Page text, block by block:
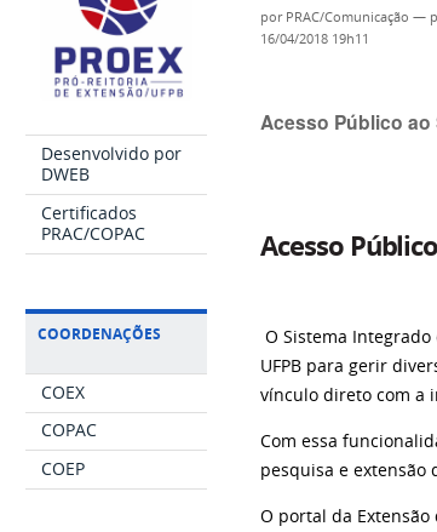
Desenvolvido por
DWEB
Certificados
PRAC/COPAC
COORDENAÇÕES
COEX
COPAC
COEP
por PRAC/Comunicação—
16/04/2018 19h11
Acesso Público ao
Acesso
O Sistema
UFPB para gerir
vínculo direto com a
Com essa
pesquisa e extensão
O portal da